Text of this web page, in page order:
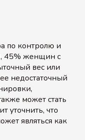
по контролю и
45% женщин с
вес или
недостаточный
может стать
уточнить, что
являться как